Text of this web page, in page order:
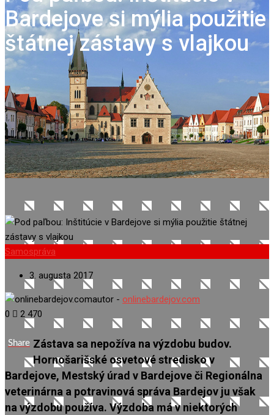
Bardejove si mýlia použitie
štátnej zástavy s vlajkou
Samospráva
3. augusta 2017
autor - onlinebardejov.com
0
2 470
Share Zástava sa nepožíva na výzdobu budov.
Hornošarišské osvetové stredisko v
Bardejove, Mestský úrad v Bardejoveči Regionálna
veterinárna a potravinová správa Bardejov ju však
na výzdobu používa. Výzdoba má v niektorých